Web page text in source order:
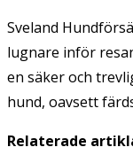
Sveland
lugnare inför
en säker och
hund, oavsett
Relaterade